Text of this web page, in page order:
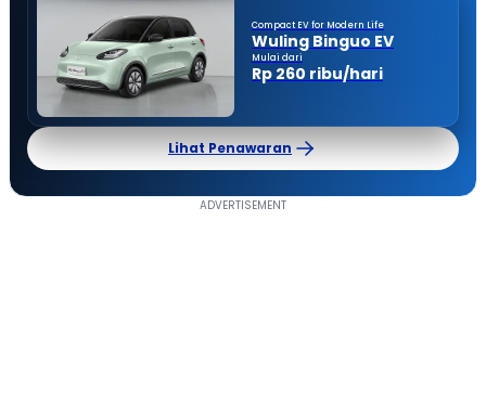
Compact EV for Modern Life
Wuling Binguo EV
Mulai dari
Rp 260 ribu/hari
Lihat Penawaran